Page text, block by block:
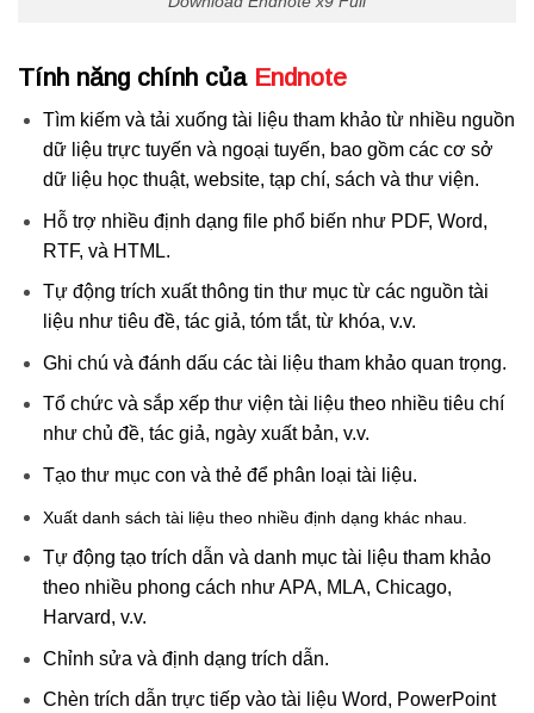
Tính năng chính của Endnote
Tìm kiếm và tải xuống tài liệu tham khảo từ nhiều nguồn
dữ liệu trực tuyến và ngoại tuyến, bao gồm các cơ sở
dữ liệu học thuật, website, tạp chí, sách và thư viện.
Hỗ trợ nhiều định dạng file phổ biến như PDF, Word,
RTF, và HTML.
Tự động trích xuất thông tin thư mục từ các nguồn tài
liệu như tiêu đề, tác giả, tóm tắt, từ khóa, v.v.
Ghi chú và đánh dấu các tài liệu tham khảo quan trọng.
Tổ chức và sắp xếp thư viện tài liệu theo nhiều tiêu chí
như chủ đề, tác giả, ngày xuất bản, v.v.
Tạo thư mục con và thẻ để phân loại tài liệu.
Xuất danh sách tài liệu theo nhiều định dạng khác nhau.
Tự động tạo trích dẫn và danh mục tài liệu tham khảo
theo nhiều phong cách như APA, MLA, Chicago,
Harvard, v.v.
Chỉnh sửa và định dạng trích dẫn.
Chèn trích dẫn trực tiếp vào tài liệu Word, PowerPoint